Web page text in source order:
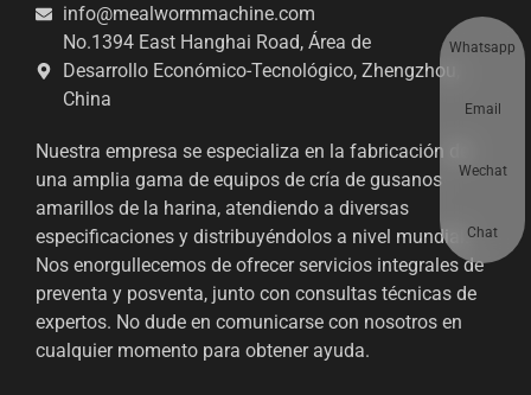
info@mealwormmachine.com
No.1394 East Hanghai Road, Área de
Desarrollo Económico-Tecnológico, Zhengzhou,
China
Nuestra empresa se especializa en la fabricación de
una amplia gama de equipos de cría de gusanos
amarillos de la harina, atendiendo a diversas
especificaciones y distribuyéndolos a nivel mundial.
Nos enorgullecemos de ofrecer servicios integrales de
preventa y posventa, junto con consultas técnicas de
expertos. No dude en comunicarse con nosotros en
cualquier momento para obtener ayuda.
Whatsapp
Email
Wechat
Chat